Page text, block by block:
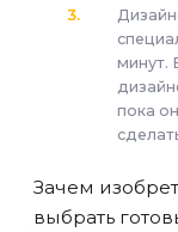
минут.
пока
Зачем
выбрать